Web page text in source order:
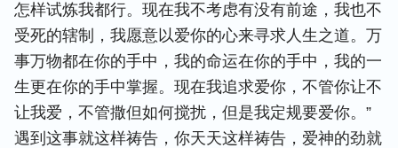
怎样试炼我都行。现在我不考虑有没有前途，我也不
受死的辖制，我愿意以爱你的心来寻求人生之道。万
事万物都在你的手中，我的命运在你的手中，我的一
生更在你的手中掌握。现在我追求爱你，不管你让不
让我爱，不管撒但如何搅扰，但是我定规要爱你。”
遇到这事就这样祷告，你天天这样祷告，爱神的劲就